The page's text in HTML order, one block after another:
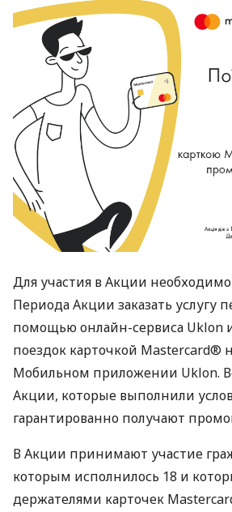
Для участия в Акции
Периода Акции заказать услугу
помощью онлайн-сервиса Uklon
поездок карточкой Mastercard®
Мобильном приложении Uklon.
Акции, которые выполнили
гарантированно получают
В Акции принимают участие
которым исполнилось 18 и
держателями карточек